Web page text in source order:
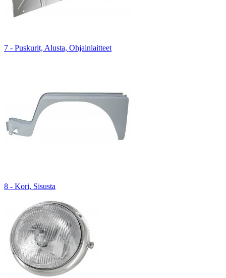
7 - Puskurit, Alusta, Ohjainlaitteet
8 - Kori, Sisusta